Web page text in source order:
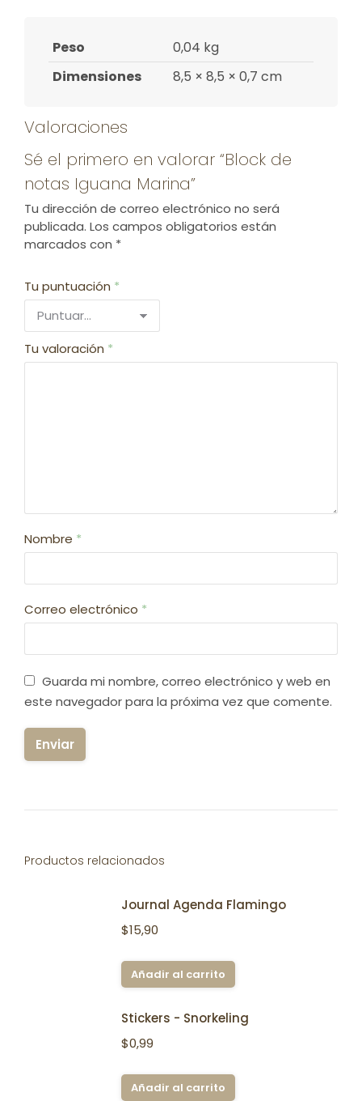
Peso
0,04 kg
Dimensiones
8,5 × 8,5 × 0,7 cm
Valoraciones
Sé el primero en valorar “Block de
notas Iguana Marina”
Tu dirección de correo electrónico no será
publicada. Los campos obligatorios están
marcados con *
Tu puntuación *
Tu valoración *
Nombre *
Correo electrónico *
Guarda mi nombre, correo electrónico y web en
este navegador para la próxima vez que comente.
Productos relacionados
Journal Agenda Flamingo
$15,90
Añadir al carrito
Stickers - Snorkeling
$0,99
Añadir al carrito